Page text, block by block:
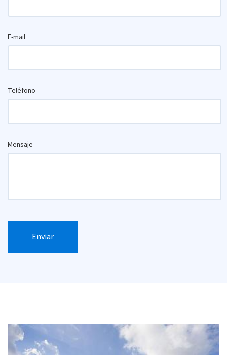
E-mail
Teléfono
Mensaje
Enviar